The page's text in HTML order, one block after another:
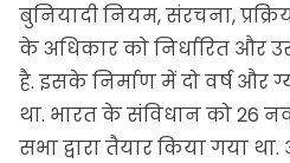
बुनियादी नियम, संरचना,
के अधिकार को निर्धारित और
है. इसके निर्माण में दो वर्ष और
था. भारत के संविधान को 26
सभा द्वारा तैयार किया गया